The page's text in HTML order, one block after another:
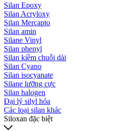
Silan Epoxy
Silan Acryloxy
Silan Mercapto
Silan amin
Silane Vinyl
Silan phenyl
Silan kiềm chuỗi dài
Silan Cyano
Silan isocyanate
Silane lưỡng cực
Silan halogen
Đại lý silyl hóa
Các loại silan khác
Siloxan đặc biệt